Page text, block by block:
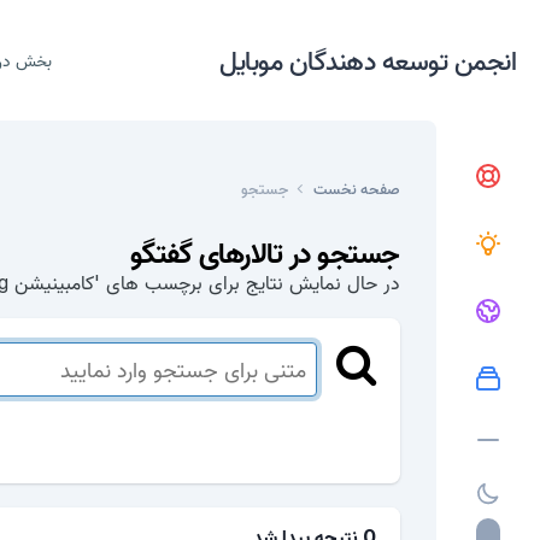
انجمن توسعه دهندگان موبایل بخش
صفحه نخست جستجو
جستجو در تالارهای گفتگو
در حال نمایش نتایج برای برچسب های 'کامبینیشن j600g'.